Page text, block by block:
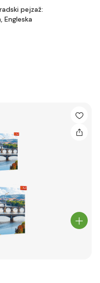
pejzaž:
Engleska